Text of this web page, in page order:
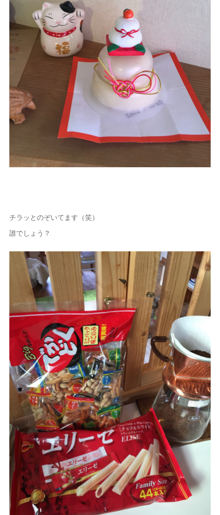
チラッとのぞいてます（笑）
誰でしょう？